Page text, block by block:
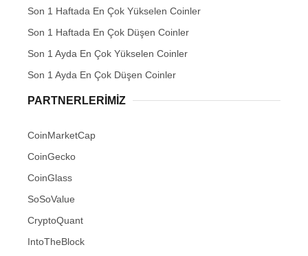
Son 1 Haftada En Çok Yükselen Coinler
Son 1 Haftada En Çok Düşen Coinler
Son 1 Ayda En Çok Yükselen Coinler
Son 1 Ayda En Çok Düşen Coinler
PARTNERLERIMIZ
CoinMarketCap
CoinGecko
CoinGlass
SoSoValue
CryptoQuant
IntoTheBlock